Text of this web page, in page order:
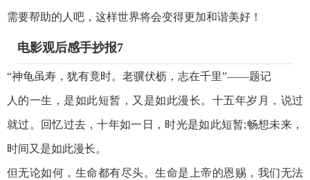
需要帮助的人吧，这样世界将会变得更加和谐美好！
电影观后感手抄报7
“神龟虽寿，犹有竟时。老骥伏枥，志在千里”——题记
人的一生，是如此短暂，又是如此漫长。十五年岁月，说过
就过。回忆过去，十年如一日，时光是如此短暂;畅想未来，
时间又是如此漫长。
但无论如何，生命都有尽头。生命是上帝的恩赐，我们无法